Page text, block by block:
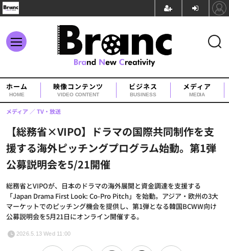
ホーム
HOME
映像コンテンツ
VIDEO CONTENT
ビジネス
BUSINESS
メディア
MEDIA
【総務省×VIPO】ドラマの国際共同制作を支
援する海外ピッチングプログラム始動。第1弾
公募説明会を5/21開催
総務省とVIPOが、日本のドラマの海外展開と資金調達を支援する
「Japan Drama First Look: Co-Pro Pitch」を始動。アジア・欧州の3大
マーケットでのピッチング機会を提供し、第1弾となる韓国BCWW向け
公募説明会を5月21日にオンライン開催する。
メディア TV・放送
2026.5.13 Wed 11:00